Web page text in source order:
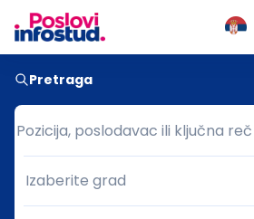
Pretraga
Pozicija, poslodavac ili ključna reč
Pozicija, poslodavac ili ključna reč
Grad
Izaberite grad